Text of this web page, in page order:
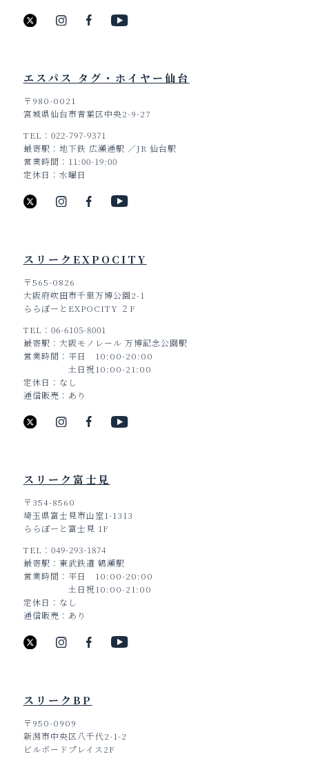
エスパス タグ・ホイヤー仙台
〒980-0021
宮城県仙台市青葉区中央2-9-27
TEL
022-797-9371
最寄駅
地下鉄 広瀬通駅 ／JR 仙台駅
営業時間
11:00-19:00
定休日
水曜日
スリークEXPOCITY
〒565-0826
大阪府吹田市千里万博公園2-1
ららぽーとEXPOCITY ２F
TEL
06-6105-8001
最寄駅
大阪モノレール 万博記念公園駅
営業時間
平日 10:00-20:00
土日祝10:00-21:00
定休日
なし
通信販売
あり
スリーク富士見
〒354-8560
埼玉県富士見市山室1-1313
ららぽーと富士見 1F
TEL
049-293-1874
最寄駅
東武鉄道 鶴瀬駅
営業時間
平日 10:00-20:00
土日祝10:00-21:00
定休日
なし
通信販売
あり
スリークBP
〒950-0909
新潟市中央区八千代2-1-2
ビルボードプレイス2F